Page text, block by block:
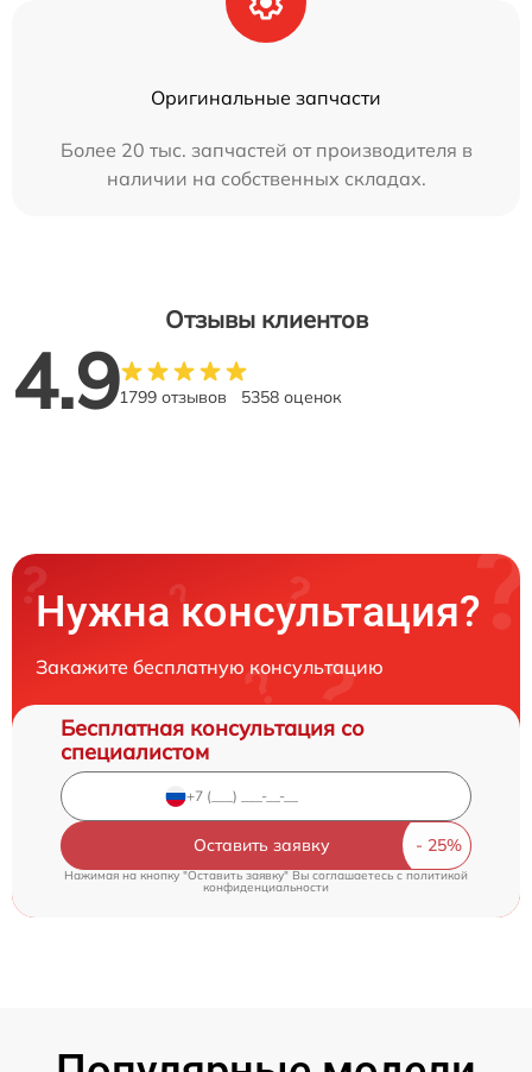
Оригинальные запчасти
Более 20 тыс. запчастей от производителя в
наличии на собственных складах.
Отзывы клиентов
4.91799 отзывов 5358 оценок
Нужна консультация?
Закажите бесплатную консультацию
Бесплатная консультация со
специалистом
Оставить заявку
Нажимая на кнопку "Оставить заявку" Вы соглашаетесь cполитикой
конфиденциальности